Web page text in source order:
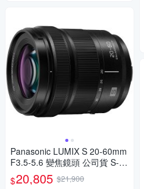
Panasonic LUMIX S 20-60mm
F3.5-5.6 變焦鏡頭 公司貨 S-R
2060
$20,805 $21,900